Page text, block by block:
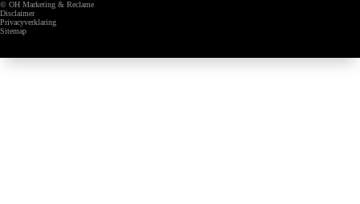
© OH Marketing & Reclame
Disclaimer
Privacyverklaring
Sitemap